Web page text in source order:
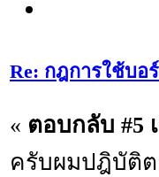
Re: กฎการใช้บอ
« ตอบกลับ #5
ครับผมปฎิบัติ